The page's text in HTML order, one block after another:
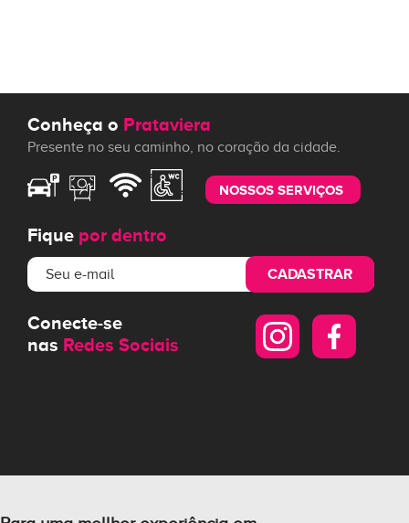
Conheça o Prataviera
Presente no seu caminho, no coração da cidade.
NOSSOS SERVIÇOS
Fique por dentro
CADASTRAR
Conecte-se
nas Redes Sociais